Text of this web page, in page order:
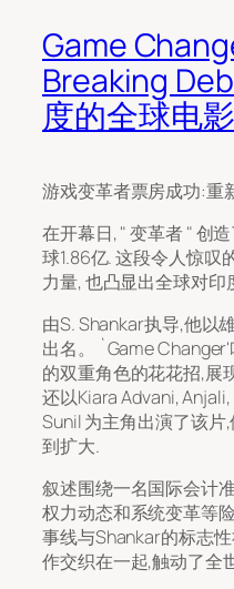
Game
Breaking
度的全球电
游戏变革者票房成功:重
在开幕日, " 变革者 " 创
球1.86亿. 这段令人惊叹
力量, 也凸显出全球对印
由S. Shankar执导,他以
出名。 `Game
的双重角色的花花招,展
还以Kiara Advani,
Sunil 为主角出演了该
到扩大.
叙述围绕一名国际会计
权力动态和系统变革等
事线与Shankar的标志
作交织在一起,触动了全